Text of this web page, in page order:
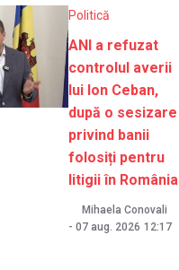
Politică
ANI a refuzat
controlul averii
lui Ion Ceban,
după o sesizare
privind banii
folosiți pentru
litigii în România
Mihaela Conovali
- 07 aug. 2026 12:17